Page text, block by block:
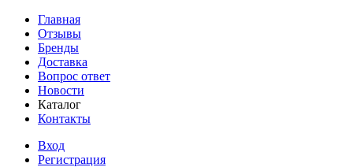
Главная
Отзывы
Бренды
Доставка
Вопрос ответ
Новости
Каталог
Контакты
Вход
Регистрация